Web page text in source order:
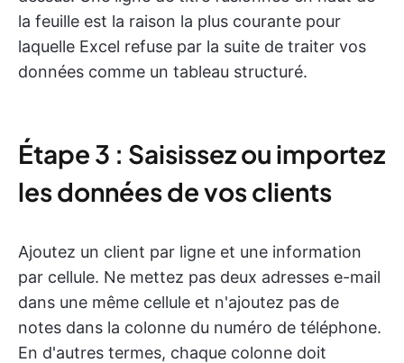
la feuille est la raison la plus courante pour
laquelle Excel refuse par la suite de traiter vos
données comme un tableau structuré.
Étape 3 : Saisissez ou importez
les données de vos clients
Ajoutez un client par ligne et une information
par cellule. Ne mettez pas deux adresses e-mail
dans une même cellule et n'ajoutez pas de
notes dans la colonne du numéro de téléphone.
En d'autres termes, chaque colonne doit